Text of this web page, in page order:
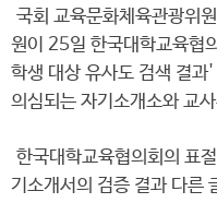
국회 교육문화체육관광위
원이 25일 한국대학교육협
학생 대상 유사도 검색 결
의심되는 자기소개소와 교
한국대학교육협의회의 표
기소개서의 검증 결과 다